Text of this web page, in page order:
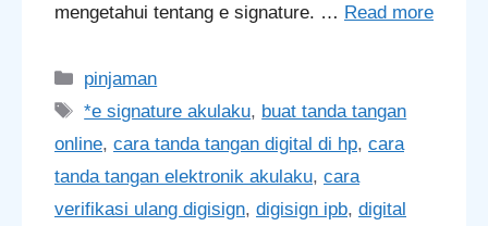
mengetahui tentang e signature. … Read more
Categories
pinjaman
Tags
*e signature akulaku, buat tanda tangan
online, cara tanda tangan digital di hp, cara
tanda tangan elektronik akulaku, cara
verifikasi ulang digisign, digisign ipb, digital